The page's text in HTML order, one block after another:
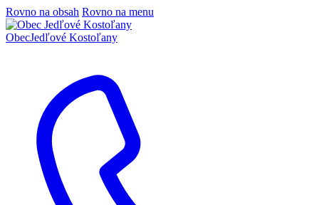
Rovno na obsah Rovno na menu
ObecJedľové Kostoľany